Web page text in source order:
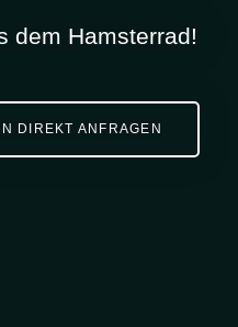
dem Hamsterrad!
DIREKT ANFRAGEN